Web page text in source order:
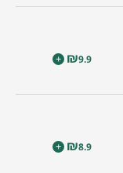
₪9.9
+
₪8.9
+